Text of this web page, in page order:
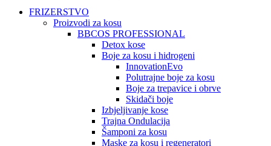
FRIZERSTVO
Proizvodi za kosu
BBCOS PROFESSIONAL
Detox kose
Boje za kosu i hidrogeni
InnovationEvo
Polutrajne boje za kosu
Boje za trepavice i obrve
Skidači boje
Izbjeljivanje kose
Trajna Ondulacija
Šamponi za kosu
Maske za kosu i regeneratori